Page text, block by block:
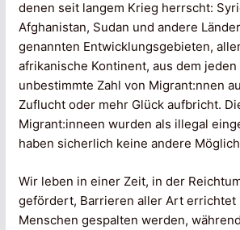
denen seit langem Krieg herrscht:
Afghanistan, Sudan und andere
genannten Entwicklungsgebieten,
afrikanische Kontinent, aus dem jeden
unbestimmte Zahl von Migrant:nnen
Zuflucht oder mehr Glück aufbricht.
Migrant:inneen wurden als illegal
haben sicherlich keine andere
Wir leben in einer Zeit, in der
gefördert, Barrieren aller Art errichtet
Menschen gespalten werden,